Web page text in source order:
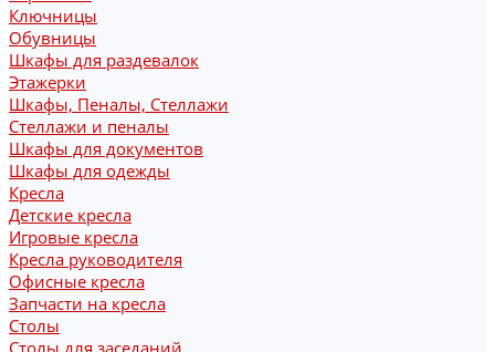
Ключницы
Обувницы
Шкафы для раздевалок
Этажерки
Шкафы, Пеналы, Стеллажи
Стеллажи и пеналы
Шкафы для документов
Шкафы для одежды
Кресла
Детские кресла
Игровые кресла
Кресла руководителя
Офисные кресла
Запчасти на кресла
Столы
Столы для заседаний